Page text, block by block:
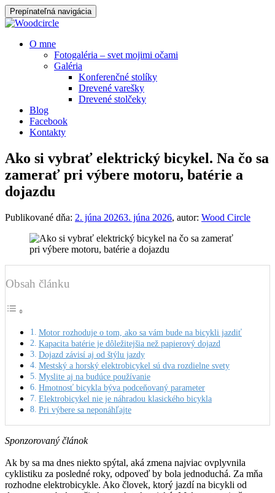
Prepínateľná navigácia
Prejsť
O mne
Fotogaléria – svet mojimi očami
Galéria
Konferenčné stolíky
Drevené varešky
Drevené stolčeky
Blog
Facebook
Kontakty
Ako si vybrať elektrický bicykel. Na čo sa
zamerať pri výbere motoru, batérie a
dojazdu
Publikované dňa: 2. júna 20263. júna 2026, autor: Wood Circle
Obsah článku
Motor rozhoduje o tom, ako sa vám bude na bicykli jazdiť
Kapacita batérie je dôležitejšia než papierový dojazd
Dojazd závisí aj od štýlu jazdy
Mestský a horský elektrobicykel sú dva rozdielne svety
Myslite aj na budúce používanie
Hmotnosť bicykla býva podceňovaný parameter
Elektrobicykel nie je náhradou klasického bicykla
Pri výbere sa neponáhľajte
Sponzorovaný článok
Ak by sa ma dnes niekto spýtal, aká zmena najviac ovplyvnila
cyklistiku za posledné roky, odpoveď by bola jednoduchá. Za mňa
rozhodne elektrobicykle. Ako človek, ktorý jazdí na bicykli od